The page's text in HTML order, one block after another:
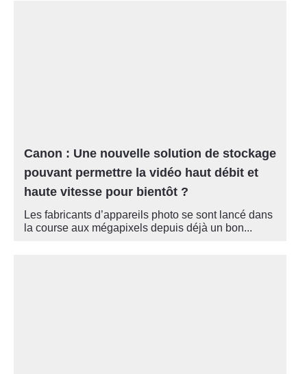
Canon : Une nouvelle solution de stockage
pouvant permettre la vidéo haut débit et
haute vitesse pour bientôt ?
Les fabricants d’appareils photo se sont lancé dans
la course aux mégapixels depuis déjà un bon...